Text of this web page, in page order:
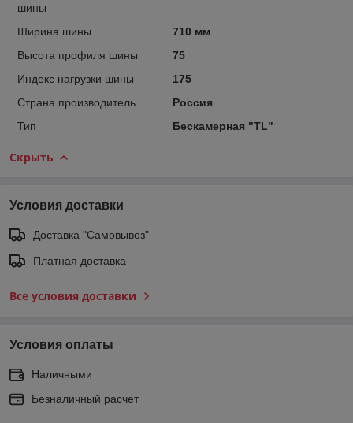
шины
Ширина шины
710 мм
Высота профиля шины
75
Индекс нагрузки шины
175
Страна производитель
Россия
Тип
Бескамерная "TL"
Скрыть
Условия доставки
Доставка "Самовывоз"
Платная доставка
Все условия доставки
Условия оплаты
Наличными
Безналичный расчет